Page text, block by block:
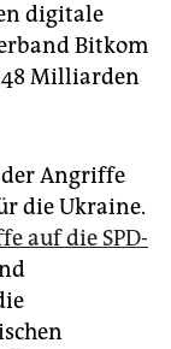
digitale
Bitkom
Milliarden
der Angriffe
die Ukraine.
auf die SPD-